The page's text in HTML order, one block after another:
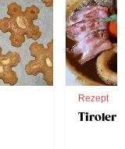
Rezept
Tiroler